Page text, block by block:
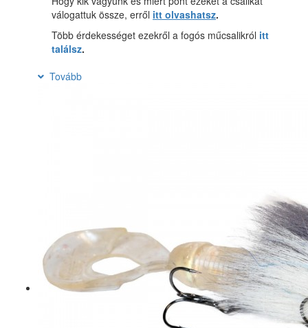
válogattuk össze, erről itt olvashatsz.
Több érdekességet ezekről a fogós műcsalikról itt
találsz.
Tovább